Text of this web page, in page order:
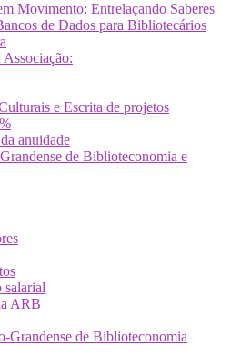
Movimento: Entrelaçando Saberes
de Dados para Bibliotecários
e Escrita de projetos
anuidade
de Biblioteconomia e
salarial
ARB
Grandense de Biblioteconomia